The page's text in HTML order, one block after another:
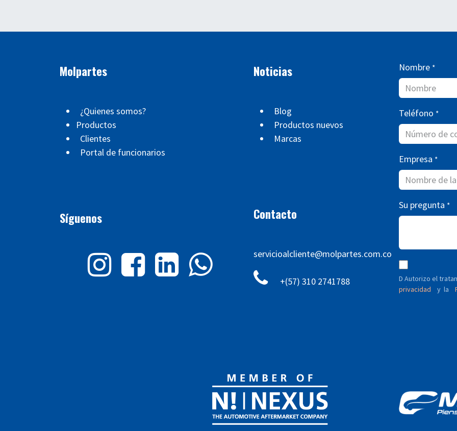
Molpartes
¿Quienes somos?
Productos
Clientes
Portal de funcionarios
Síguenos
Noticias
Blog
Productos nuevos
Marcas
Contacto
servicioalcliente@molpartes.com.co
+(57) 310 2741788
Nombre *
Teléfono *
Empresa *
Su pregunta *
D Autorizo ​​el
privacidad
y la